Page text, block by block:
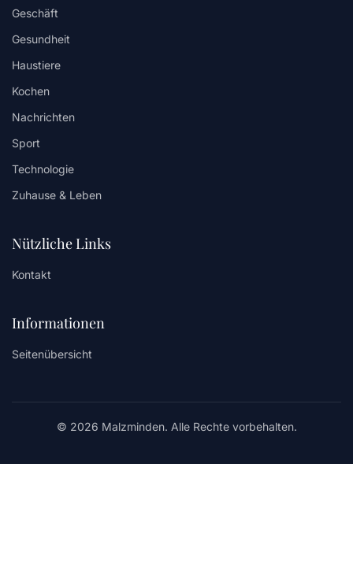
Geschäft
Gesundheit
Haustiere
Kochen
Nachrichten
Sport
Technologie
Zuhause & Leben
Nützliche Links
Kontakt
Informationen
Seitenübersicht
© 2026 Malzminden. Alle Rechte vorbehalten.